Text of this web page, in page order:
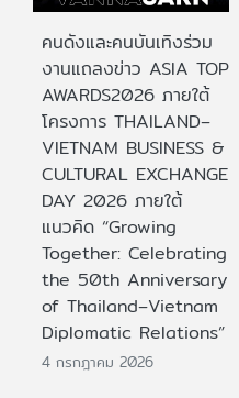
คนดังและคนบันเทิงร่วม
งานแถลงข่าว ASIA TOP
AWARDS2026 ภายใต้
โครงการ THAILAND–
VIETNAM BUSINESS &
CULTURAL EXCHANGE
DAY 2026 ภายใต้
แนวคิด “Growing
Together: Celebrating
the 50th Anniversary
of Thailand–Vietnam
Diplomatic Relations”
4 กรกฎาคม 2026